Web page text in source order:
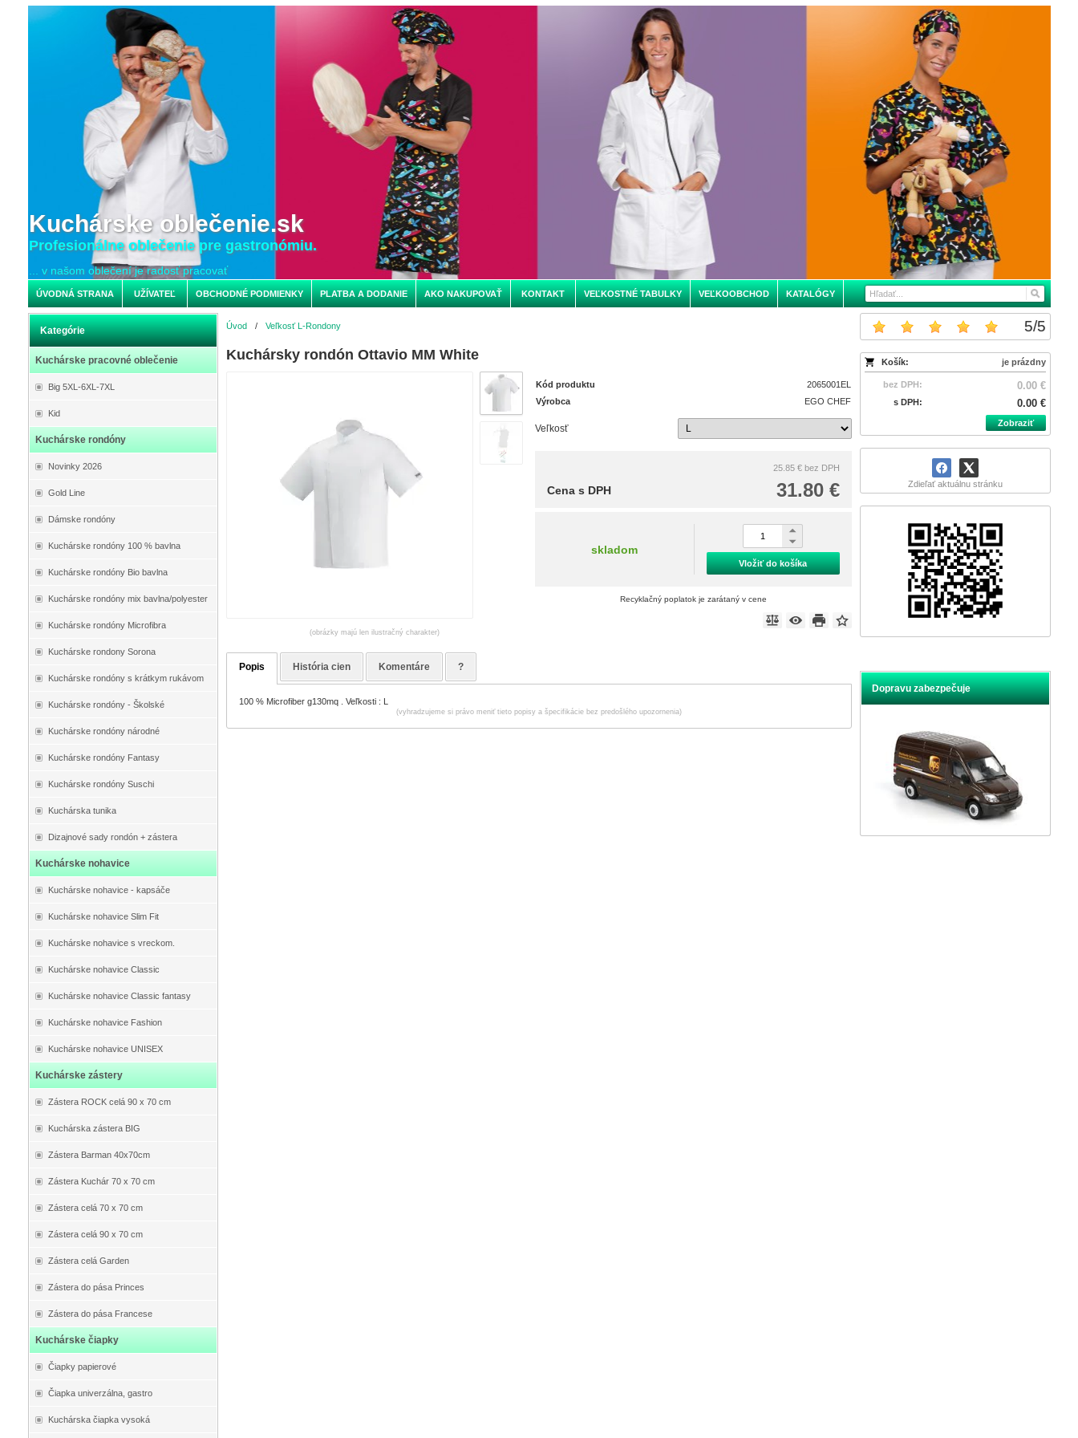
Kuchárske oblečenie.sk
Profesionálne oblečenie pre gastronómiu.
... v našom oblečení je radosť pracovať
ÚVODNÁ STRANA UŽÍVATEĽ OBCHODNÉ PODMIENKY PLATBA A DODANIE AKO NAKUPOVAŤ KONTAKT VEĽKOSTNÉ TABULKY VEĽKOOBCHOD KATALÓGY
Kategórie
Kuchárske pracovné oblečenie
Big 5XL-6XL-7XL
Kid
Kuchárske rondóny
Novinky 2026
Gold Line
Dámske rondóny
Kuchárske rondóny 100 % bavlna
Kuchárske rondóny Bio bavlna
Kuchárske rondóny mix bavlna/polyester
Kuchárske rondóny Microfibra
Kuchárske rondony Sorona
Kuchárske rondóny s krátkym rukávom
Kuchárske rondóny - Školské
Kuchárske rondóny národné
Kuchárske rondóny Fantasy
Kuchárske rondóny Suschi
Kuchárska tunika
Dizajnové sady rondón + zástera
Kuchárske nohavice
Kuchárske nohavice - kapsáče
Kuchárske nohavice Slim Fit
Kuchárske nohavice s vreckom.
Kuchárske nohavice Classic
Kuchárske nohavice Classic fantasy
Kuchárske nohavice Fashion
Kuchárske nohavice UNISEX
Kuchárske zástery
Zástera ROCK celá 90 x 70 cm
Kuchárska zástera BIG
Zástera Barman 40x70cm
Zástera Kuchár 70 x 70 cm
Zástera celá 70 x 70 cm
Zástera celá 90 x 70 cm
Zástera celá Garden
Zástera do pása Princes
Zástera do pása Francese
Kuchárske čiapky
Čiapky papierové
Čiapka univerzálna, gastro
Kuchárska čiapka vysoká
5/5
Košík: je prázdny
bez DPH: 0.00 €
s DPH: 0.00 €
Zobraziť
Zdieľať aktuálnu stránku
Dopravu zabezpečuje
Úvod / Veľkosť L-Rondony
Kuchársky rondón Ottavio MM White
(obrázky majú len ilustračný charakter)
Kód produktu
2065001EL
Výrobca
EGO CHEF
Veľkosť
25.85 € bez DPH
31.80 €
Cena s DPH
skladom
Vložiť do košíka
Recyklačný poplatok je zarátaný v cene
Popis História cien Komentáre ?
100 % Microfiber g130mq . Veľkosti : L
(vyhradzujeme si právo meniť tieto popisy a špecifikácie bez predošlého upozornenia)